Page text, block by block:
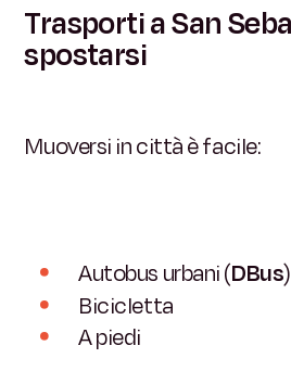
Trasporti a San
spostarsi
Muoversi in città è facile:
Autobus urbani (DBus)
Bicicletta
A piedi